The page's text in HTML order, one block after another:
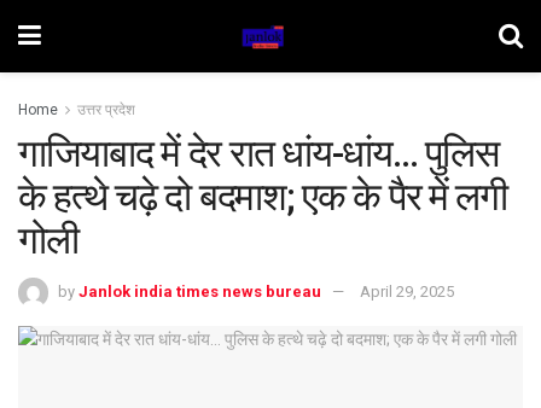
Home उत्तर प्रदेश
गाजियाबाद में देर रात धांय-धांय… पुलिस
के हत्थे चढ़े दो बदमाश; एक के पैर में लगी
गोली
by Janlok india times news bureau April 29, 2025